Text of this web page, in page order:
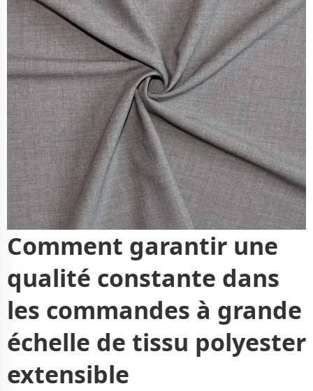
Comment garantir une
qualité constante dans
les commandes à grande
échelle de tissu polyester
extensible